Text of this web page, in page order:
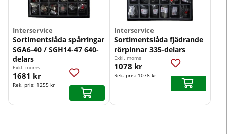
Interservice
Sortimentslåda spårringar
SGA6-40 / SGH14-47 640-
delars
Exkl. moms
1681 kr
Rek. pris: 1255 kr
Interservice
Sortimentslåda fjädrande
rörpinnar 335-delars
Exkl. moms
1078 kr
Rek. pris: 1078 kr